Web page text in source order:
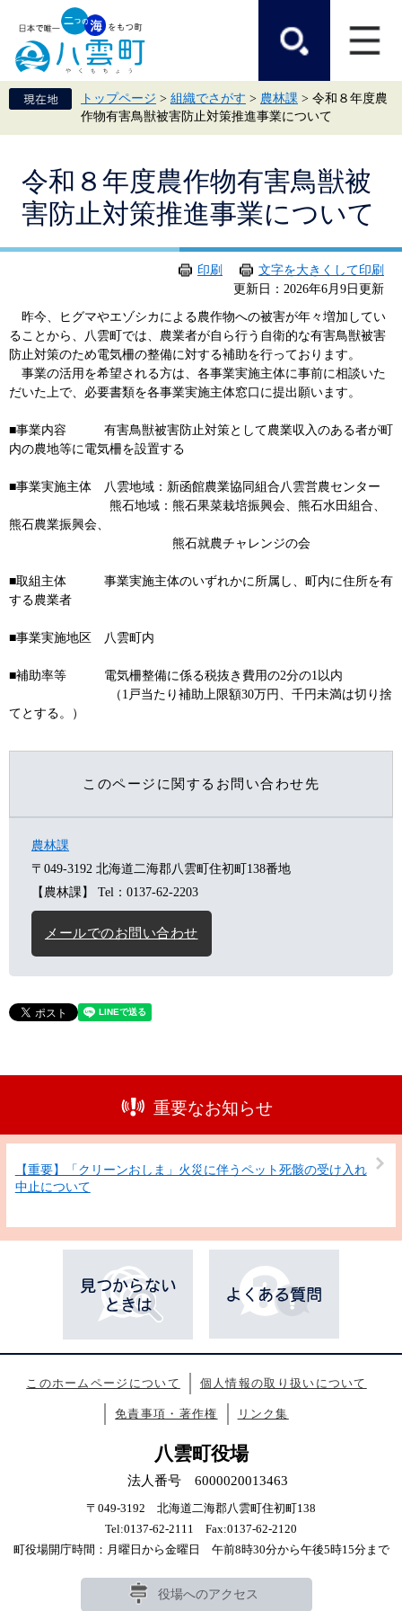
頭
で
飛
ば
て
トップページ > 組織でさがす > 農林課 > 令和８年度農
作物有害鳥獣被害防止対策推進事業について
令和８年度農作物有害鳥獣被
害防止対策推進事業について
印刷
文字を大きくして印刷
更新日：2026年6月9日更新
昨今、ヒグマやエゾシカによる農作物への被害が年々増加してい
ることから、八雲町では、農業者が自ら行う自衛的な有害鳥獣被害
防止対策のため電気柵の整備に対する補助を行っております。
事業の活用を希望される方は、各事業実施主体に事前に相談いた
だいた上で、必要書類を各事業実施主体窓口に提出願います。
■事業内容 有害鳥獣被害防止対策として農業収入のある者が町
内の農地等に電気柵を設置する
■事業実施主体 八雲地域：新函館農業協同組合八雲営農センター
熊石地域：熊石果菜栽培振興会、熊石水田組合、
熊石農業振興会、
熊石就農チャレンジの会
■取組主体 事業実施主体のいずれかに所属し、町内に住所を有
する農業者
■事業実施地区 八雲町内
■補助率等 電気柵整備に係る税抜き費用の2分の1以内
（1戸当たり補助上限額30万円、千円未満は切り捨
てとする。）
このページに関するお問い合わせ先
農林課
〒049-3192 北海道二海郡八雲町住初町138番地
【農林課】
Tel：0137-62-2203
メールでのお問い合わせ
重要なお知らせ
【重要】「クリーンおしま」火災に伴うペット死骸の受け入れ
中止について
このホームページについて 個人情報の取り扱いについて
免責事項・著作権 リンク集
八雲町役場
法人番号 6000020013463
〒049-3192 北海道二海郡八雲町住初町138
Tel:0137-62-2111 Fax:0137-62-2120
町役場開庁時間：月曜日から金曜日 午前8時30分から午後5時15分まで
役場へのアクセス